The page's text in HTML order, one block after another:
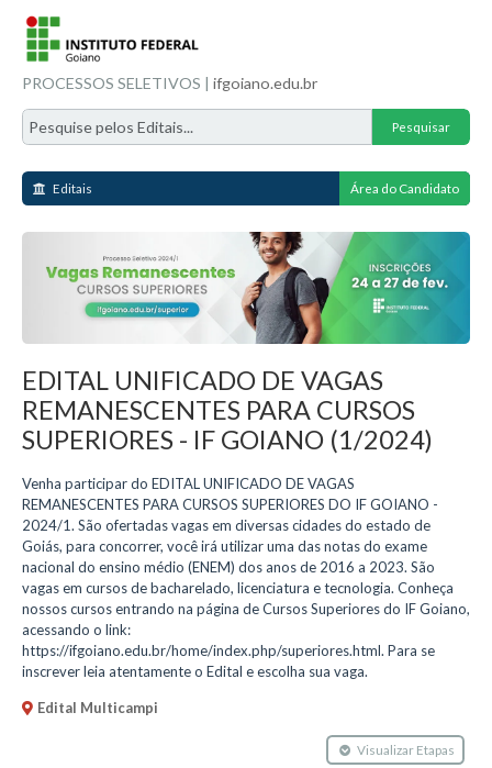
PROCESSOS SELETIVOS | ifgoiano.edu.br
Editais Área do Candidato
EDITAL UNIFICADO DE VAGAS
REMANESCENTES PARA CURSOS
SUPERIORES - IF GOIANO (1/2024)
Venha participar do EDITAL UNIFICADO DE VAGAS
REMANESCENTES PARA CURSOS SUPERIORES DO IF GOIANO -
2024/1. São ofertadas vagas em diversas cidades do estado de
Goiás, para concorrer, você irá utilizar uma das notas do exame
nacional do ensino médio (ENEM) dos anos de 2016 a 2023. São
vagas em cursos de bacharelado, licenciatura e tecnologia. Conheça
nossos cursos entrando na página de Cursos Superiores do IF Goiano,
acessando o link:
https://ifgoiano.edu.br/home/index.php/superiores.html. Para se
inscrever leia atentamente o Edital e escolha sua vaga.
Edital Multicampi
Visualizar Etapas